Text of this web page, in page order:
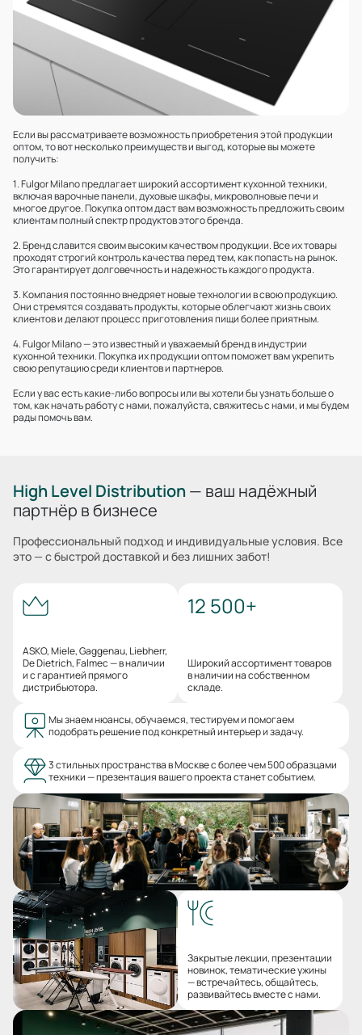
Если вы рассматриваете возможность приобретения этой продукции
оптом, то вот несколько преимуществ и выгод, которые вы можете
получить:
1. Fulgor Milano предлагает широкий ассортимент кухонной техники,
включая варочные панели, духовые шкафы, микроволновые печи и
многое другое. Покупка оптом даст вам возможность предложить своим
клиентам полный спектр продуктов этого бренда.
2. Бренд славится своим высоким качеством продукции. Все их товары
проходят строгий контроль качества перед тем, как попасть на рынок.
Это гарантирует долговечность и надежность каждого продукта.
3. Компания постоянно внедряет новые технологии в свою продукцию.
Они стремятся создавать продукты, которые облегчают жизнь своих
клиентов и делают процесс приготовления пищи более приятным.
4. Fulgor Milano — это известный и уважаемый бренд в индустрии
кухонной техники. Покупка их продукции оптом поможет вам укрепить
свою репутацию среди клиентов и партнеров.
Если у вас есть какие-либо вопросы или вы хотели бы узнать больше о
том, как начать работу с нами, пожалуйста, свяжитесь с нами, и мы будем
рады помочь вам.
High Level Distribution — ваш надёжный
партнёр в бизнесе
Профессиональный подход и индивидуальные условия. Все
это — с быстрой доставкой и без лишних забот!
ASKO, Miele, Gaggenau, Liebherr,
De Dietrich, Falmec — в наличии
и с гарантией прямого
дистрибьютора.
12 500+
Широкий ассортимент товаров
в наличии на собственном
складе.
Мы знаем нюансы, обучаемся, тестируем и помогаем
подобрать решение под конкретный интерьер и задачу.
3 стильных пространства в Москве с более чем 500 образцами
техники — презентация вашего проекта станет событием.
Закрытые лекции, презентации
новинок, тематические ужины
— встречайтесь, общайтесь,
развивайтесь вместе с нами.